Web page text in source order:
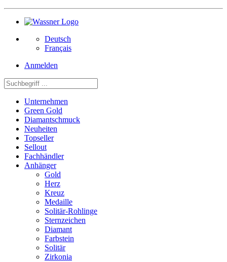
Deutsch
Français
Anmelden
Unternehmen
Green Gold
Diamantschmuck
Neuheiten
Topseller
Sellout
Fachhändler
Anhänger
Gold
Herz
Kreuz
Medaille
Solitär-Rohlinge
Sternzeichen
Diamant
Farbstein
Solitär
Zirkonia